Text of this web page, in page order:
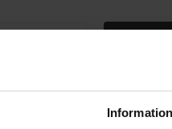
Information